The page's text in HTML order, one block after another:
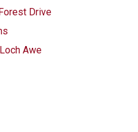
Drive
Awe